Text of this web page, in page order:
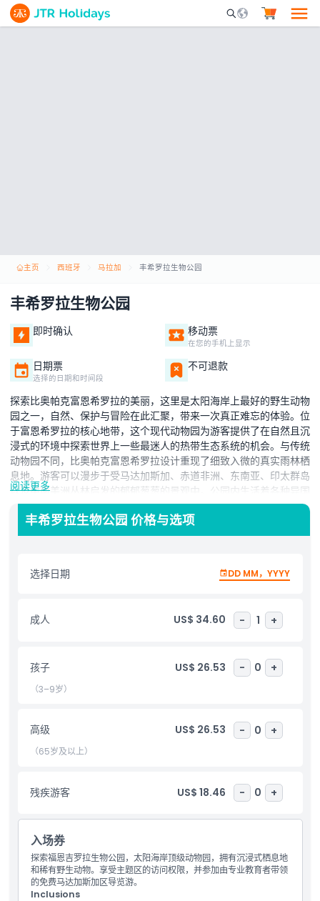
Mobile Search
主页 西班牙 马拉加 丰希罗拉生物公园
丰希罗拉生物公园
即时确认 移动票
在您的手机上显示
日期票
选择的日期和时间段
不可退款
探索比奥帕克富恩希罗拉的美丽，这里是太阳海岸上最好的野生动物
园之一，自然、保护与冒险在此汇聚，带来一次真正难忘的体验。位
于富恩希罗拉的核心地带，这个现代动物园为游客提供了在自然且沉
浸式的环境中探索世界上一些最迷人的热带生态系统的机会。与传统
动物园不同，比奥帕克富恩希罗拉设计重现了细致入微的真实雨林栖
息地。游客可以漫步于受马达加斯加、赤道非洲、东南亚、印太群岛
以及中南美洲丛林启发的郁郁葱葱的景观中。公园内生活着各种异国
动物、色彩斑斓的鸟类、爬行动物和稀有植物，它们像在野外一样共
同生活。公园最新的景点之一是壮观的中南美洲区域，设有盐水和淡
水水族馆、河流、河口及一个令人赞叹的飞禽馆，热带鸟类和小型灵
安·塞巴斯蒂安·埃尔卡诺历史探险启发的路线游览，为探险增添独特
的文化色彩。比奥帕克富恩希罗拉非常适合家庭、自然爱好者以及前
的教育性且环保的体验。
包含项
儿童成人政策
需要了解的事项
位置
阅读更多
丰希罗拉生物公园 价格与选项
选择日期 DD MM，YYYY
成人 US$ 34.60 - 1 +
孩子 US$ 26.53 - 0 +
（3–9岁）
高级 US$ 26.53 - 0 +
（65岁及以上）
残疾游客 US$ 18.46 - 0 +
入场券
探索福恩吉罗拉生物公园，太阳海岸顶级动物园，拥有沉浸式栖息地
和稀有野生动物。享受主题区的访问权限，并参加由专业教育者带领
的免费马达加斯加区导览游。
Inclusions